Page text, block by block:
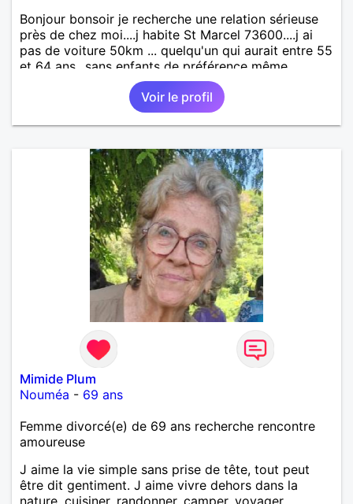
Bonjour bonsoir je recherche une relation sérieuse
près de chez moi....j habite St Marcel 73600....j ai
pas de voiture 50km ... quelqu'un qui aurait entre 55
et 64 ans...sans enfants de préférence même
adultes et qui n aurait garder aucun contact avec
une où plusieurs ex...si vous correspondez à ma
recherche ecrivez moi je vous répondrai...
Voir le profil
Mimide Plum
Nouméa - 69 ans
Femme divorcé(e) de 69 ans recherche rencontre
amoureuse
J aime la vie simple sans prise de tête, tout peut
être dit gentiment. J aime vivre dehors dans la
nature, cuisiner, randonner, camper, voyager,